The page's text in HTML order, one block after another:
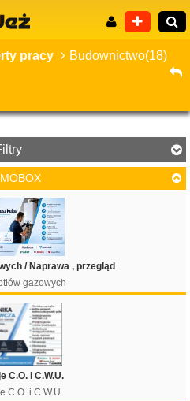
pracy Budownictwo(18)
Filtruj
/ Naprawa , przegląd
gazowych
C.O. i C.W.U.
C.O. i C.W.U.